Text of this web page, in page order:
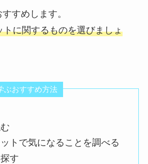
すめします。
トに関するものを選びましょ
ぶおすすめ方法
トで気になることを調べる
す